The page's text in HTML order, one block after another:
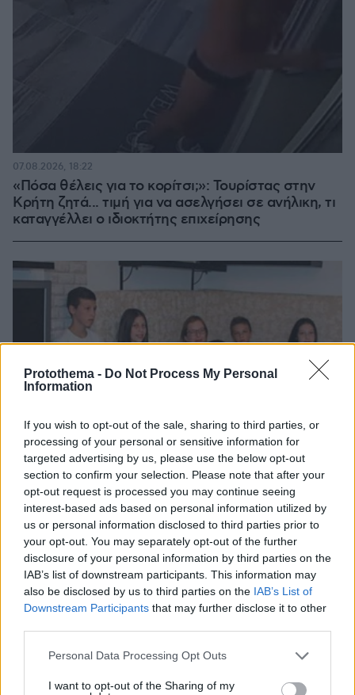
Protothema - Do Not Process My Personal
Information
If you wish to opt-out of the sale, sharing to third parties, or
processing of your personal or sensitive information for
targeted advertising by us, please use the below opt-out
section to confirm your selection. Please note that after your
opt-out request is processed you may continue seeing
interest-based ads based on personal information utilized by
us or personal information disclosed to third parties prior to
your opt-out. You may separately opt-out of the further
disclosure of your personal information by third parties on the
IAB’s list of downstream participants. This information may
also be disclosed by us to third parties on the IAB’s List of
Downstream Participants that may further disclose it to other
Please note that this website/app uses one or more Google
not limited to your visit or usage behaviour. You may click to
Personal Data Processing Opt Outs
I want to opt-out of the Sharing of my
«Πόσα θέλεις για το κορίτσι;»: Τουρίστας στην
Κρήτη ζητά... τιμή για να ασελγήσει σε ανήλικη, τι
καταγγέλλει ο ιδιοκτήτης επιχείρησης
07.08.2026, 18:22
τα επιδόματα, η καθημερινότητά τους
07.08.2026, 15:59